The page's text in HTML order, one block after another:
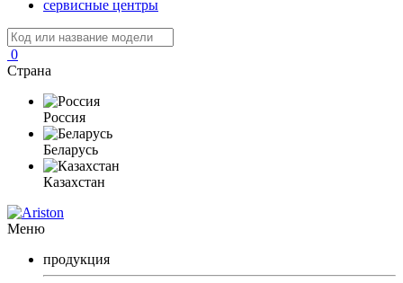
сервисные центры
0
Страна
Россия
Беларусь
Казахстан
Меню
продукция